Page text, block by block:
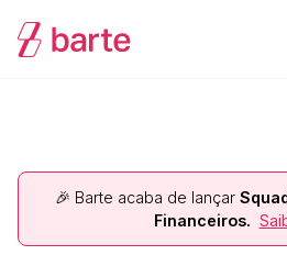
🎉 Barte acaba de lançar
Financeiros.